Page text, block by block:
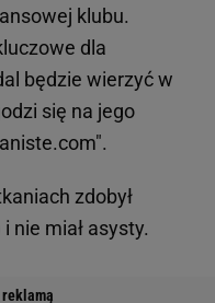
klubu.
dla
będzie wierzyć w
się na jego
zdobył
nie miał asysty.